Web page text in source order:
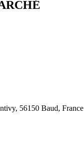
56150 Baud, France